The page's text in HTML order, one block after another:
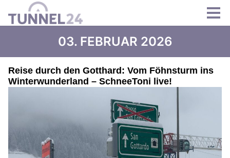
03. FEBRUAR 2026
Reise durch den Gotthard: Vom Föhnsturm ins
Winterwunderland – SchneeToni live!